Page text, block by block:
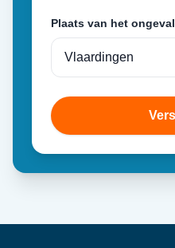
Plaats van het ongeval